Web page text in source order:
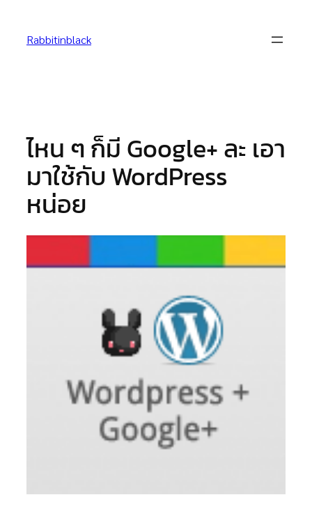
content
Rabbitinblack
ไหน ๆ ก็มี Google+ ละ เอา
มาใช้กับ WordPress
หน่อย